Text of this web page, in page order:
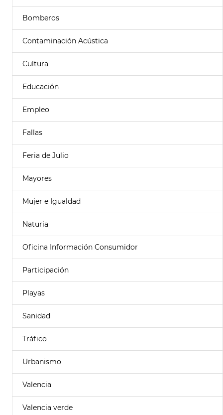
Bomberos
Contaminación Acústica
Cultura
Educación
Empleo
Fallas
Feria de Julio
Mayores
Mujer e Igualdad
Naturia
Oficina Información Consumidor
Participación
Playas
Sanidad
Tráfico
Urbanismo
Valencia
Valencia verde